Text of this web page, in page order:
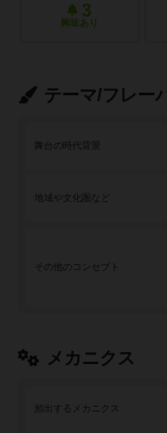
3
興味あり
テーマ/フレー
舞台の時代背景
地域や文化圏など
その他のコンセプト
メカニクス
頻出するメカニクス